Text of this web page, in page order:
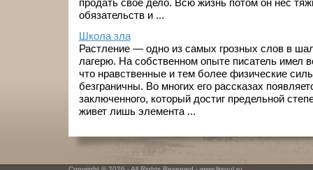
продать свое дело. Всю жизнь потом он нес
обязательств и ...
Школа зла
Растление — одно из самых грозных слов в
лагерю. На собственном опыте писатель имел
что нравственные и тем более физические
безграничны. Во многих его рассказах
заключенного, который достиг предельной
живет лишь элемента ...